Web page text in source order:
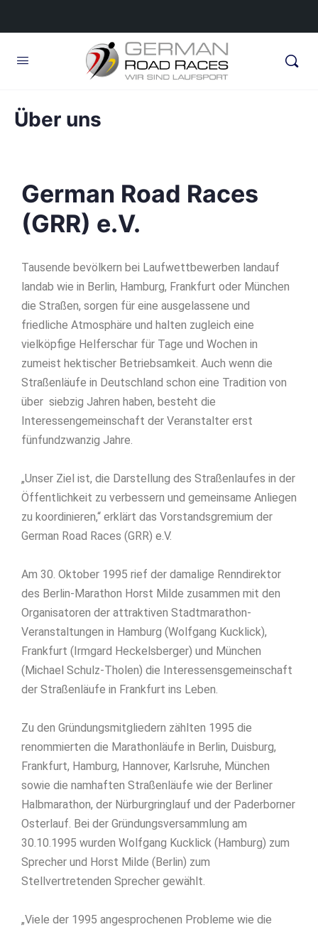
Über uns
German Road Races
(GRR) e.V.
Tausende bevölkern bei Laufwettbewerben landauf
landab wie in Berlin, Hamburg, Frankfurt oder München
die Straßen, sorgen für eine ausgelassene und
friedliche Atmosphäre und halten zugleich eine
vielköpfige Helferschar für Tage und Wochen in
zumeist hektischer Betriebsamkeit. Auch wenn die
Straßenläufe in Deutschland schon eine Tradition von
über siebzig Jahren haben, besteht die
Interessengemeinschaft der Veranstalter erst
fünfundzwanzig Jahre.
„Unser Ziel ist, die Darstellung des Straßenlaufes in der
Öffentlichkeit zu verbessern und gemeinsame Anliegen
zu koordinieren,“ erklärt das Vorstandsgremium der
German Road Races (GRR) e.V.
Am 30. Oktober 1995 rief der damalige Renndirektor
des Berlin-Marathon Horst Milde zusammen mit den
Organisatoren der attraktiven Stadtmarathon-
Veranstaltungen in Hamburg (Wolfgang Kucklick),
Frankfurt (Irmgard Heckelsberger) und München
(Michael Schulz-Tholen) die Interessensgemeinschaft
der Straßenläufe in Frankfurt ins Leben.
Zu den Gründungsmitgliedern zählten 1995 die
renommierten die Marathonläufe in Berlin, Duisburg,
Frankfurt, Hamburg, Hannover, Karlsruhe, München
sowie die namhaften Straßenläufe wie der Berliner
Halbmarathon, der Nürburgringlauf und der Paderborner
Osterlauf. Bei der Gründungsversammlung am
30.10.1995 wurden Wolfgang Kucklick (Hamburg) zum
Sprecher und Horst Milde (Berlin) zum
Stellvertretenden Sprecher gewählt.
„Viele der 1995 angesprochenen Probleme wie die